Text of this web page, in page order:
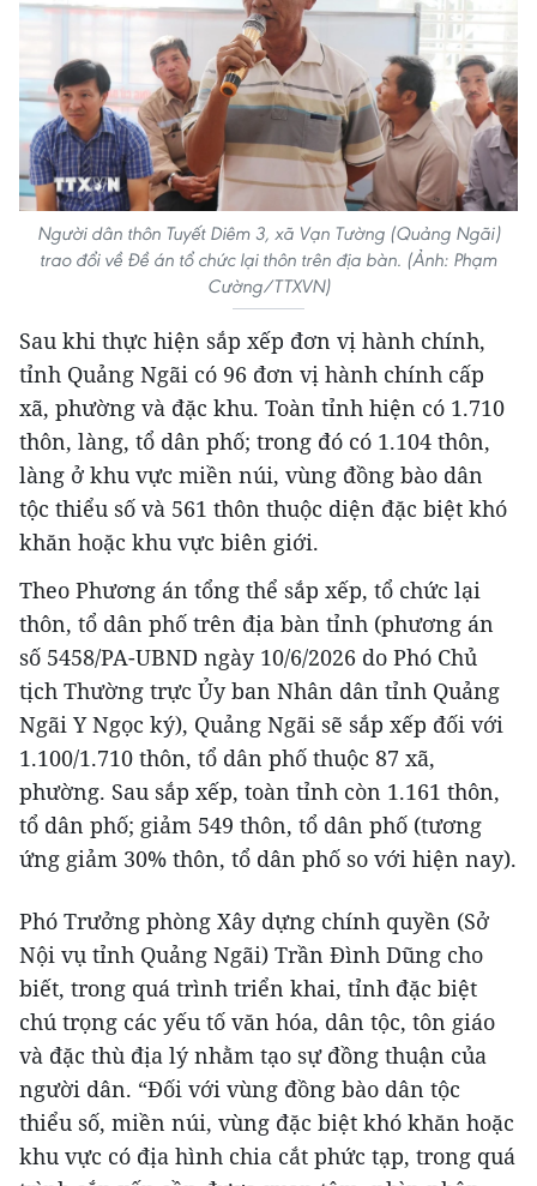
Người dân thôn Tuyết Diêm 3, xã Vạn Tường (Quảng Ngãi)
trao đổi về Đề án tổ chức lại thôn trên địa bàn. (Ảnh: Phạm
Cường/TTXVN)
Sau khi thực hiện sắp xếp đơn vị hành chính,
tỉnh Quảng Ngãi có 96 đơn vị hành chính cấp
xã, phường và đặc khu. Toàn tỉnh hiện có 1.710
thôn, làng, tổ dân phố; trong đó có 1.104 thôn,
làng ở khu vực miền núi, vùng đồng bào dân
tộc thiểu số và 561 thôn thuộc diện đặc biệt khó
khăn hoặc khu vực biên giới.
Theo Phương án tổng thể sắp xếp, tổ chức lại
thôn, tổ dân phố trên địa bàn tỉnh (phương án
số 5458/PA-UBND ngày 10/6/2026 do Phó Chủ
tịch Thường trực Ủy ban Nhân dân tỉnh Quảng
Ngãi Y Ngọc ký), Quảng Ngãi sẽ sắp xếp đối với
1.100/1.710 thôn, tổ dân phố thuộc 87 xã,
phường. Sau sắp xếp, toàn tỉnh còn 1.161 thôn,
tổ dân phố; giảm 549 thôn, tổ dân phố (tương
ứng giảm 30% thôn, tổ dân phố so với hiện nay).
Phó Trưởng phòng Xây dựng chính quyền (Sở
Nội vụ tỉnh Quảng Ngãi) Trần Đình Dũng cho
biết, trong quá trình triển khai, tỉnh đặc biệt
chú trọng các yếu tố văn hóa, dân tộc, tôn giáo
và đặc thù địa lý nhằm tạo sự đồng thuận của
người dân. “Đối với vùng đồng bào dân tộc
thiểu số, miền núi, vùng đặc biệt khó khăn hoặc
khu vực có địa hình chia cắt phức tạp, trong quá